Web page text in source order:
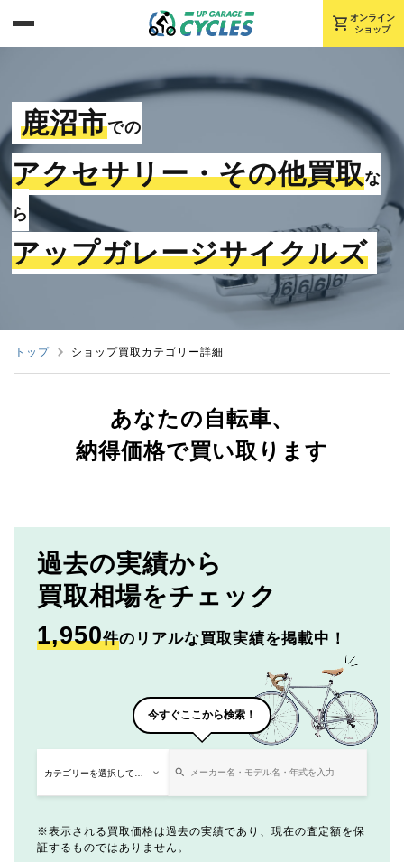
shopping_cart オンライン
ショップ
鹿沼市での
アクセサリー・その他買取な
ら
アップガレージサイクルズ
トップ ショップ買取カテゴリー詳細
あなたの自転車、
納得価格で買い取ります
過去の実績から
買取相場をチェック
1,950件のリアルな買取実績を掲載中！
今すぐここから検索！
表示される買取価格は過去の実績であり、現在の査定額を保
証するものではありません。